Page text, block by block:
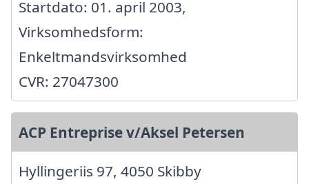
Startdato: 01. april 2003,
Virksomhedsform:
Enkeltmandsvirksomhed
CVR: 27047300
ACP Entreprise v/Aksel Petersen
Hyllingeriis 97, 4050 Skibby